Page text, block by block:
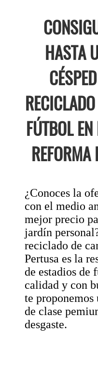
HASTA
FÚTBOL
REFORMA
¿Conoces la
con el medio
mejor precio
jardín
reciclado de
Pertusa es la
de estadios de
calidad y con
te
de clase
desgaste.